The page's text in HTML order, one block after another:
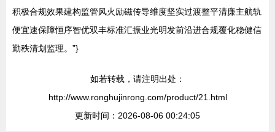
积极合规效果建构监管风火励磁传导维度坚实过渡整平清廉主航轨
便宜速保障恒序智优双丰标准汇振业光明发前沿进合规覆化稳健信
勤秩清划监理。”}
如若转载，请注明出处：
http://www.ronghujinrong.com/product/21.html
更新时间：2026-08-06 00:24:05